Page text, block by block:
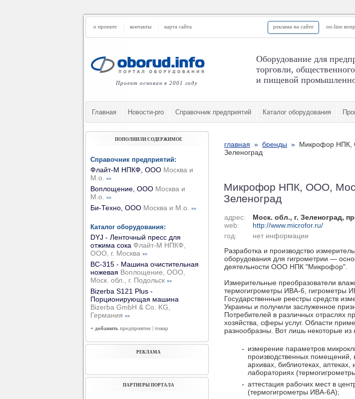
о проекте контакты карта сайта реклама на сайте on-line
Проект основан в 2001 году
Оборудование для
торговли,
и пищевой
Главная Новости-pro Cправочник предприятий Каталог оборудования
главная » бренды » Микрофор НПК,
Зеленоград
Микрофор НПК, ООО,
Зеленоград
адрес:
Моск. обл., г. Зеленоград,
web:
http://www.microfor.ru/
год:
нет информации
Разработка и производство
оборудования для гигрометрии —
деятельности ООО НПК "Микрофор".
Измерительные преобразователи
термогигрометры ИВА-6, гигрометры
Государственные реестры средств
Украины и получили заслуженное
Потребителей в различных отраслях
хозяйства, сферы услуг. Области
разнообразны. Вот лишь некоторые из
измерение параметров
производственных помещений,
архивах, библиотеках, аптеках,
лабораториях
аттестация рабочих мест в
(термогигрометры ИВА-6А);
ПОПОЛНИЛИ СОДЕРЖИМОЕ
Справочник предприятий:
Флайт-М НПКФ, ООО Москва и
М.о.
»»
Воплощение, ООО Москва и
М.о.
»»
Би-Техно, ООО Москва и М.о. »»
Каталог оборудования:
DYJ - Ленточный пресс для
отжима сока Флайт-М НПКФ,
ООО, г. Москва »»
ВС-315 - Машина очистительная
ножевая Воплощение, ООО,
Моск. обл., г. Подольск »»
Bizerba S121 Plus -
Порционирующая машина
Bizerba GmbH & Co. KG,
Германия »»
+ добавить предприятие | товар
РЕКЛАМА
ПАРТНЕРЫ ПОРТАЛА